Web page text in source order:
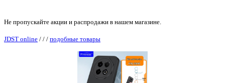
Не пропускайте акции и распродажи в нашем магазине.
JDST online / / / подобные товары